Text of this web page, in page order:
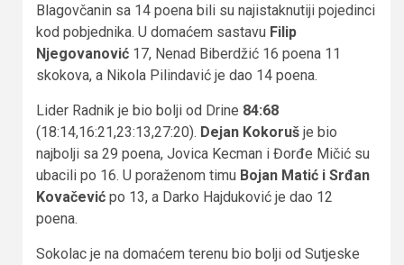
Blagovčanin sa 14 poena bili su najistaknutiji pojedinci
kod pobjednika. U domaćem sastavu Filip
Njegovanović 17, Nenad Biberdžić 16 poena 11
skokova, a Nikola Pilindavić je dao 14 poena.
Lider Radnik je bio bolji od Drine 84:68
(18:14,16:21,23:13,27:20). Dejan Kokoruš je bio
najbolji sa 29 poena, Jovica Kecman i Đorđe Mičić su
ubacili po 16. U poraženom timu Bojan Matić i Srđan
Kovačević po 13, a Darko Hajduković je dao 12
poena.
Sokolac je na domaćem terenu bio bolji od Sutjeske